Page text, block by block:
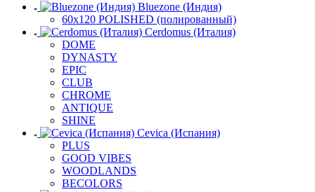
Bluezone (Индия)
60х120 POLISHED (полированный)
Cerdomus (Италия)
DOME
DYNASTY
EPIC
CLUB
CHROME
ANTIQUE
SHINE
Cevica (Испания)
PLUS
GOOD VIBES
WOODLANDS
BECOLORS